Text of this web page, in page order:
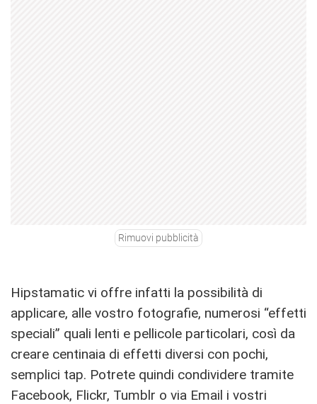
Rimuovi pubblicità
Hipstamatic vi offre infatti la possibilità di
applicare, alle vostro fotografie, numerosi “effetti
speciali” quali lenti e pellicole particolari, così da
creare centinaia di effetti diversi con pochi,
semplici tap. Potrete quindi condividere tramite
Facebook, Flickr, Tumblr o via Email i vostri